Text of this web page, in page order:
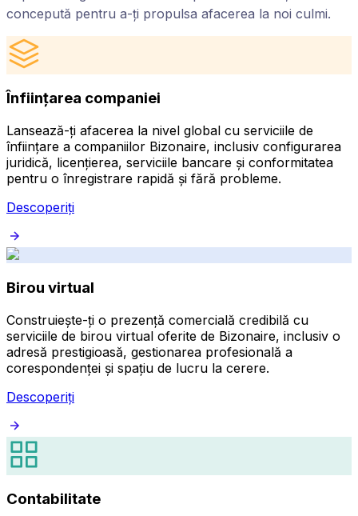
concepută pentru a-ți propulsa afacerea la noi culmi.
Înființarea companiei
Lansează-ți afacerea la nivel global cu serviciile de
înființare a companiilor Bizonaire, inclusiv configurarea
juridică, licențierea, serviciile bancare și conformitatea
pentru o înregistrare rapidă și fără probleme.
Descoperiți
Birou virtual
Construiește-ți o prezență comercială credibilă cu
serviciile de birou virtual oferite de Bizonaire, inclusiv o
adresă prestigioasă, gestionarea profesională a
corespondenței și spațiu de lucru la cerere.
Descoperiți
Contabilitate